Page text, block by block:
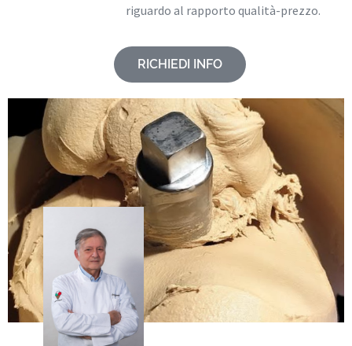
riguardo al rapporto qualità-prezzo.
RICHIEDI INFO